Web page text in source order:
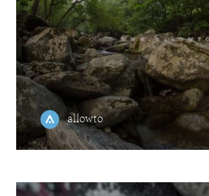
allowto